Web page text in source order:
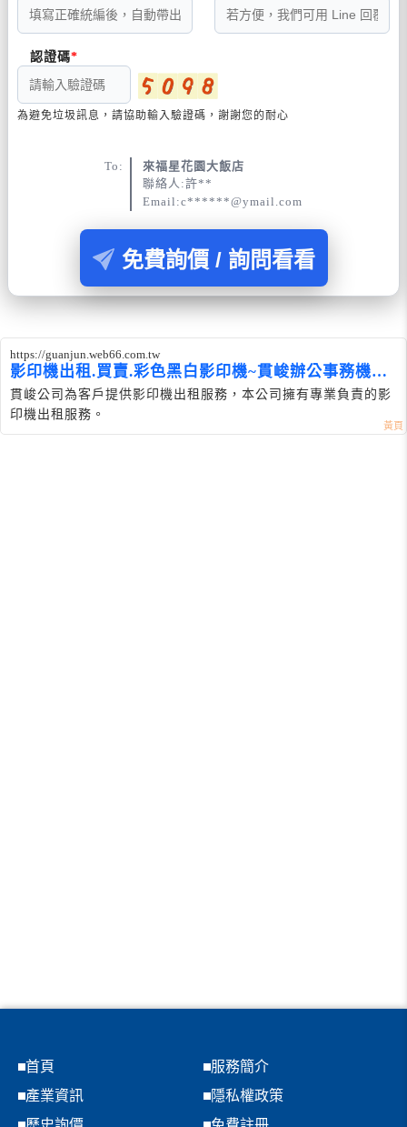
認證碼
為避免垃圾訊息，請協助輸入驗證碼，謝謝您的耐心
To:
來福星花園大飯店
聯絡人:許**
Email:c******@ymail.com
免費詢價 / 詢問看看
https://guanjun.web66.com.tw
影印機出租.買賣.彩色黑白影印機~貫峻辦公事務機器
有限公司
貫峻公司為客戶提供影印機出租服務，本公司擁有專業負責的影
印機出租服務。
首頁
服務簡介
產業資訊
隱私權政策